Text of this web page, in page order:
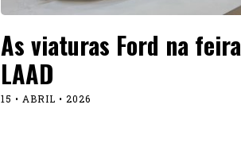
As viaturas Ford na feira
LAAD
15 • ABRIL • 2026